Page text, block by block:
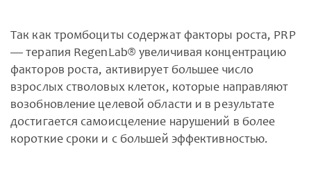
Так как тромбоциты содержат факторы роста, PRP
— терапия RegenLab® увеличивая концентрацию
факторов роста, активирует большее число
взрослых стволовых клеток, которые направляют
возобновление целевой области и в результате
достигается самоисцеление нарушений в более
короткие сроки и с большей эффективностью.